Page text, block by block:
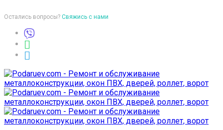
Остались вопросы? Свяжись с нами